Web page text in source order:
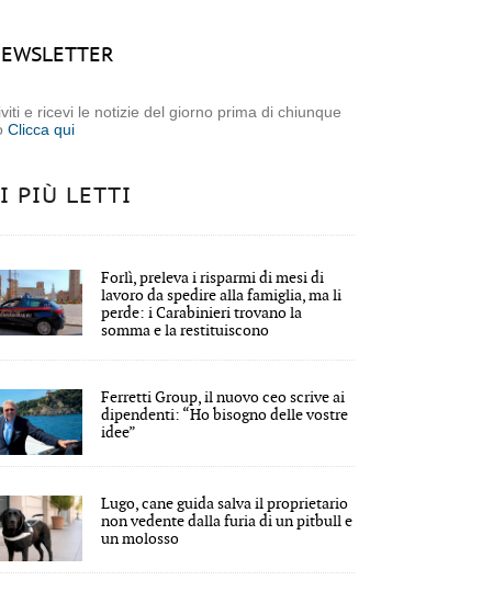
e ricevi le notizie del giorno prima di chiunque
Clicca qui
I PIÙ LETTI
Forlì, preleva i risparmi di mesi di
lavoro da spedire alla famiglia, ma li
perde: i Carabinieri trovano la
somma e la restituiscono
Ferretti Group, il nuovo ceo scrive ai
dipendenti: “Ho bisogno delle vostre
idee”
Lugo, cane guida salva il proprietario
non vedente dalla furia di un pitbull e
un molosso